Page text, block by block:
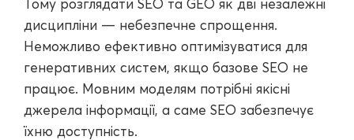
Тому розглядати SEO та GEO як дві незалежні
дисципліни — небезпечне спрощення.
Неможливо ефективно оптимізуватися для
генеративних систем, якщо базове SEO не
працює. Мовним моделям потрібні якісні
джерела інформації, а саме SEO забезпечує
їхню доступність.